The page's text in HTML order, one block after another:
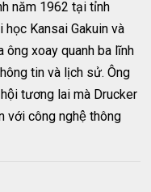
năm 1962 tại tỉnh
Kansai Gakuin và
ông xoay quanh ba lĩnh
tin và lịch sử. Ông
tương lai mà Drucker
với công nghệ thông